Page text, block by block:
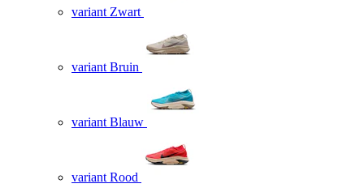
variant Zwart
variant Bruin
variant Blauw
variant Rood